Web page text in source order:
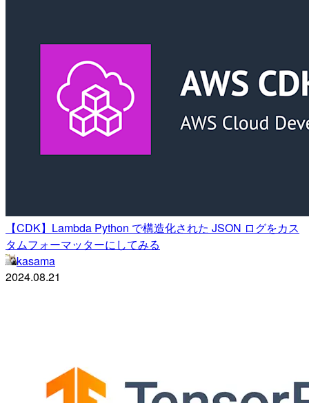
【CDK】Lambda Python で構造化された JSON ログをカス
タムフォーマッターにしてみる
kasama
2024.08.21